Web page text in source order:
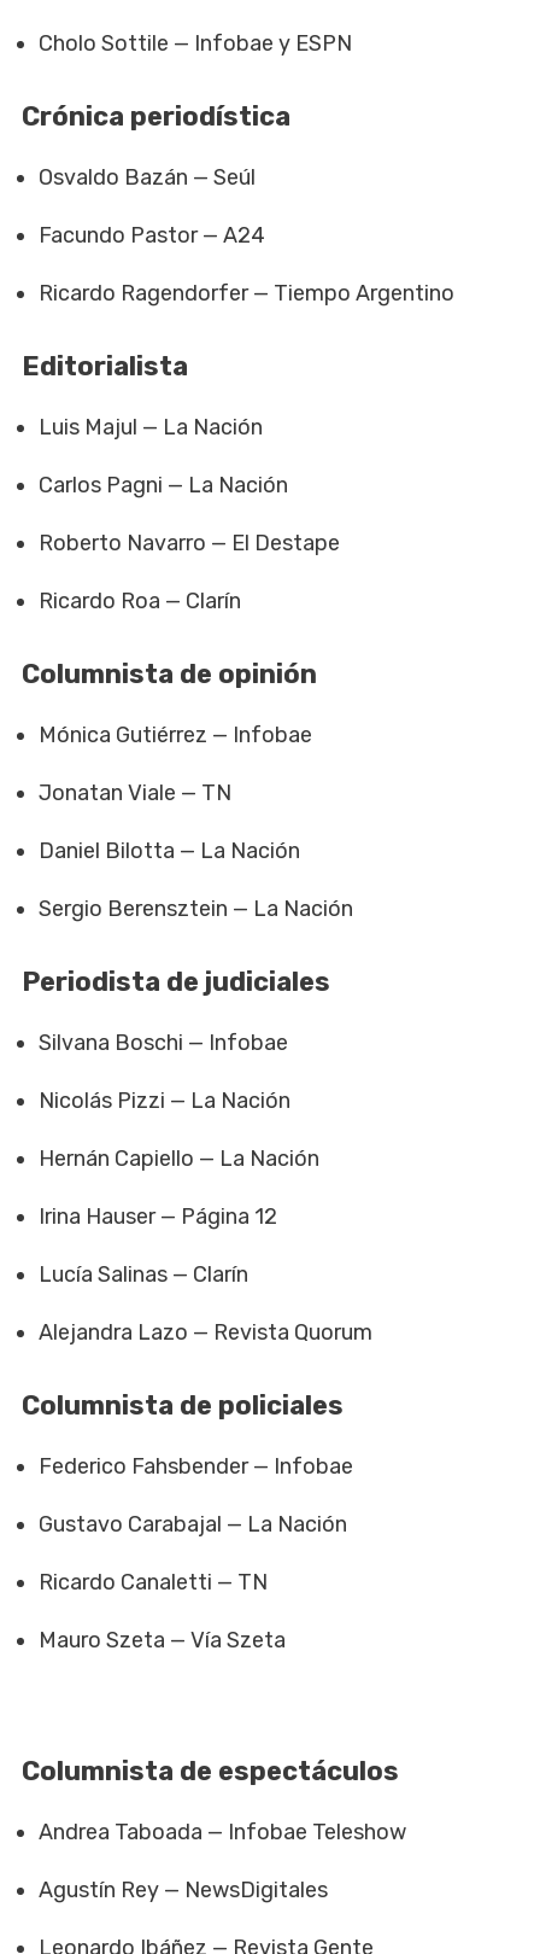
Cholo Sottile — Infobae y ESPN
Crónica periodística
Osvaldo Bazán — Seúl
Facundo Pastor — A24
Ricardo Ragendorfer — Tiempo Argentino
Editorialista
Luis Majul — La Nación
Carlos Pagni — La Nación
Roberto Navarro — El Destape
Ricardo Roa — Clarín
Columnista de opinión
Mónica Gutiérrez — Infobae
Jonatan Viale — TN
Daniel Bilotta — La Nación
Sergio Berensztein — La Nación
Periodista de judiciales
Silvana Boschi — Infobae
Nicolás Pizzi — La Nación
Hernán Capiello — La Nación
Irina Hauser — Página 12
Lucía Salinas — Clarín
Alejandra Lazo — Revista Quorum
Columnista de policiales
Federico Fahsbender — Infobae
Gustavo Carabajal — La Nación
Ricardo Canaletti — TN
Mauro Szeta — Vía Szeta
Columnista de espectáculos
Andrea Taboada — Infobae Teleshow
Agustín Rey — NewsDigitales
Leonardo Ibáñez — Revista Gente